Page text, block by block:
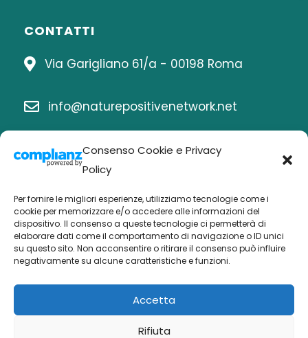
Consenso Cookie e Privacy
Policy
Per fornire le migliori esperienze, utilizziamo tecnologie come i
cookie per memorizzare e/o accedere alle informazioni del
dispositivo. Il consenso a queste tecnologie ci permetterà di
elaborare dati come il comportamento di navigazione o ID unici
su questo sito. Non acconsentire o ritirare il consenso può influire
negativamente su alcune caratteristiche e funzioni.
Accetta
Rifiuta
CONTATTI
Via Garigliano 61/a - 00198 Roma
info@naturepositivenetwork.net
06 8414815
Chi siamo
Economia nature positive
Biodiversità Po
Attività